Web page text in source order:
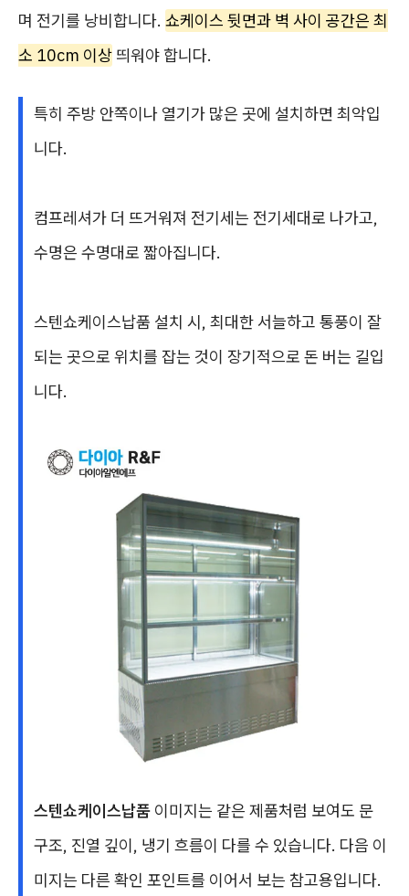
며 전기를 낭비합니다. 쇼케이스 뒷면과 벽 사이 공간은 최
소 10cm 이상 띄워야 합니다.
특히 주방 안쪽이나 열기가 많은 곳에 설치하면 최악입
니다.
컴프레셔가 더 뜨거워져 전기세는 전기세대로 나가고,
수명은 수명대로 짧아집니다.
스텐쇼케이스납품 설치 시, 최대한 서늘하고 통풍이 잘
되는 곳으로 위치를 잡는 것이 장기적으로 돈 버는 길입
니다.
스텐쇼케이스납품 이미지는 같은 제품처럼 보여도 문
구조, 진열 깊이, 냉기 흐름이 다를 수 있습니다. 다음 이
미지는 다른 확인 포인트를 이어서 보는 참고용입니다.